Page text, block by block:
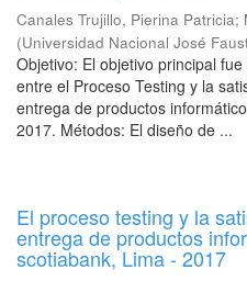
Canales Trujillo, Pierina Patricia;
(Universidad Nacional José
Objetivo: El objetivo principal
entre el Proceso Testing y la
entrega de productos
2017. Métodos: El diseño de ...
El proceso testing y la
entrega de productos
scotiabank, Lima - 2017